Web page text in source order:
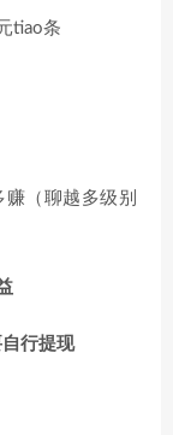
tiao条
（聊越多级别
行提现